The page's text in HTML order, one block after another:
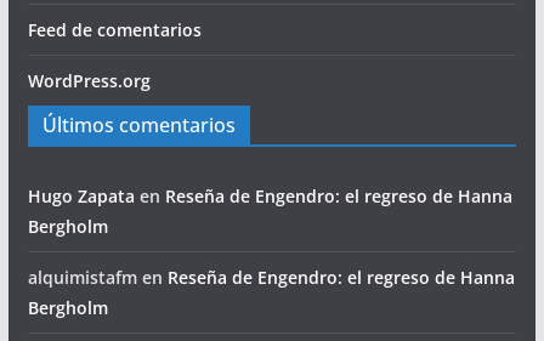
Feed de comentarios
WordPress.org
Últimos comentarios
Hugo Zapata en Reseña de Engendro: el regreso de Hanna
Bergholm
alquimistafmen Reseña de Engendro: el regreso de Hanna
Bergholm